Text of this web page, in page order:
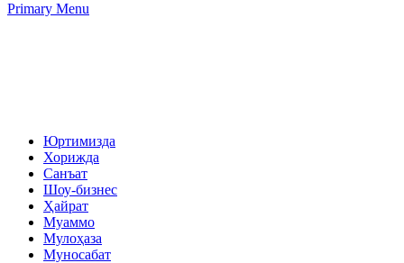
Primary Menu
Юртимизда
Хорижда
Санъат
Шоу-бизнес
Ҳайрат
Муаммо
Мулоҳаза
Муносабат